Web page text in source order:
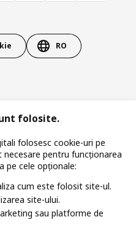
RO
digitală
folosite.
folosesc cookie-uri pe
pentru funcționarea
pe cele opționale:
cum este folosit site-ul.
site-ului.
sau platforme de